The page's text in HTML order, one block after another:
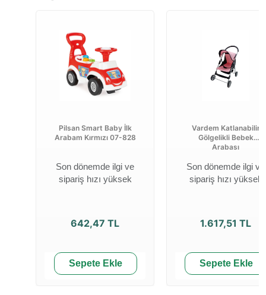
Pilsan Smart Baby İlk
Arabam Kırmızı 07-828
Son dönemde ilgi ve
sipariş hızı yüksek
642,47 TL
Sepete Ekle
Vardem Katlanabilir
Gölgelikli Bebek
Arabası
Son dönemde ilgi ve
sipariş hızı yüksek
1.617,51 TL
Sepete Ekle